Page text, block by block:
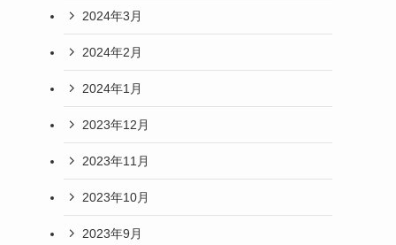
2024年3月
2024年2月
2024年1月
2023年12月
2023年11月
2023年10月
2023年9月